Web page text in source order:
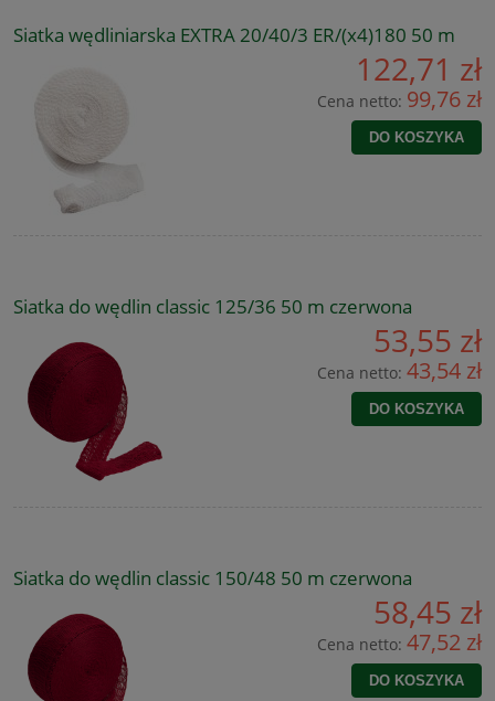
Siatka wędliniarska EXTRA 20/40/3 ER/(x4)180 50 m
122,71 zł
Cena netto: 99,76 zł
DO KOSZYKA
Siatka do wędlin classic 125/36 50 m czerwona
53,55 zł
Cena netto: 43,54 zł
DO KOSZYKA
Siatka do wędlin classic 150/48 50 m czerwona
58,45 zł
Cena netto: 47,52 zł
DO KOSZYKA